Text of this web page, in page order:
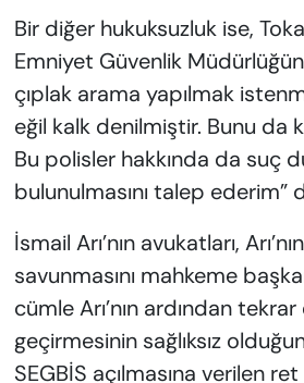
Bir diğer hukuksuzluk ise,
Emniyet Güvenlik
çıplak arama yapılmak
eğil kalk denilmiştir. Bunu da
Bu polisler hakkında da suç
bulunulmasını talep ederim”
İsmail Arı’nın avukatları,
savunmasını mahkeme
cümle Arı’nın ardından
geçirmesinin sağlıksız
SEGBİS açılmasına verilen